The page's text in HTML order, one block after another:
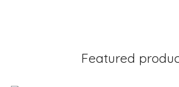
Featured